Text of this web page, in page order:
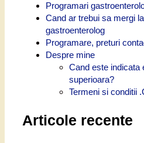
Programari
Cand ar trebui sa mergi
gastroenterolog
Programare, preturi
Despre mine
Cand este indicata
superioara?
Termeni si conditii
Articole recente